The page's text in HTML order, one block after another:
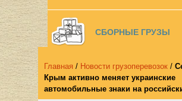
СБОРНЫЕ ГРУЗЫ
Главная / Новости грузоперевозок /
Крым активно меняет украинские
автомобильные знаки на